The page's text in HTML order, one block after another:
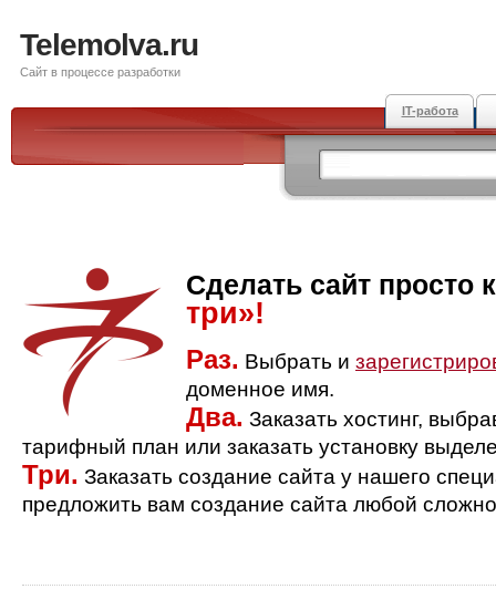
Telemolva.ru
Сайт в процессе разработки
IT-работа
Сделать сайт просто
три»!
Раз. Выбрать и
доменное имя.
Два. Заказать хостинг,
тарифный план или заказать установку
Три. Заказать создание сайта у нашего
предложить вам создание сайта любой